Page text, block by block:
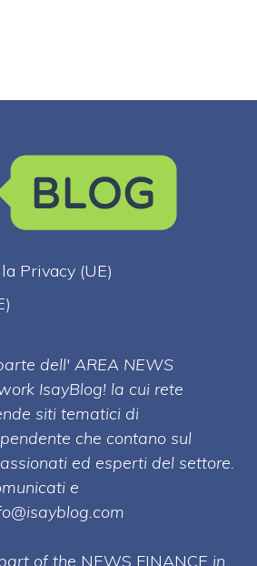
Privacy (UE)
dell' AREA NEWS
IsayBlog! la cui rete
siti tematici di
che contano sul
ed esperti del settore.
e
of the NEWS FINANCE in